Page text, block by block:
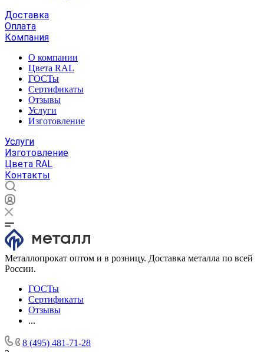
Доставка
Оплата
Компания
О компании
Цвета RAL
ГОСТы
Сертификаты
Отзывы
Услуги
Изготовление
Услуги
Изготовление
Цвета RAL
Контакты
Металлопрокат оптом и в розницу. Доставка металла по всей
России.
ГОСТы
Сертификаты
Отзывы
...
8 (495) 481-71-28